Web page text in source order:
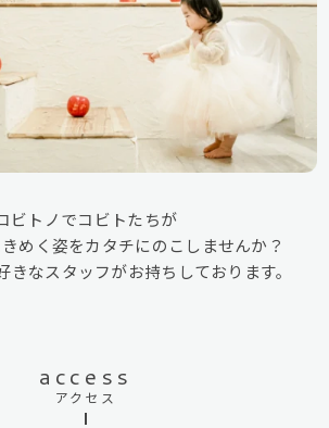
ビトノでコビトたちが
めく姿をカタチにのこしませんか？
きなスタッフがお持ちしております。
access
アクセス